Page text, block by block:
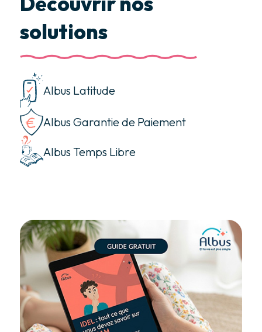
solutions
Albus Latitude
Albus Garantie de Paiement
Albus Temps Libre